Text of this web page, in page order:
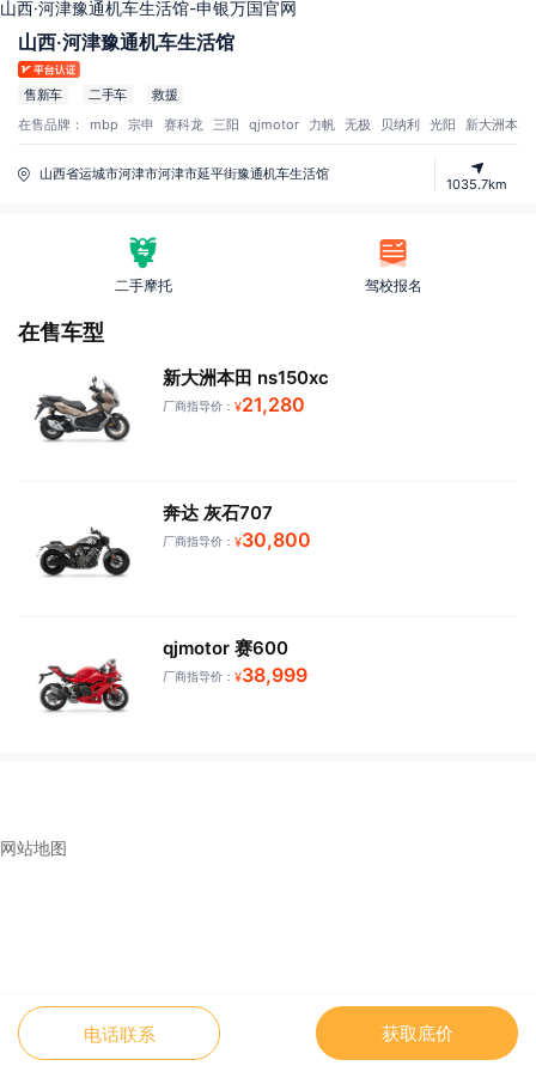
山西·河津豫通机车生活馆-申银万国官网
山西·河津豫通机车生活馆
售新车 二手车 救援
在售品牌： mbp 宗申 赛科龙 三阳 qjmotor 力帆 无极 贝纳利 光阳 新大洲本田
山西省运城市河津市河津市延平街豫通机车生活馆
1035.7km
二手摩托 驾校报名
在售车型
新大洲本田 ns150xc
厂商指导价： ¥21,280
奔达 灰石707
厂商指导价： ¥30,800
qjmotor 赛600
厂商指导价： ¥38,999
电话联系 获取底价
网站地图